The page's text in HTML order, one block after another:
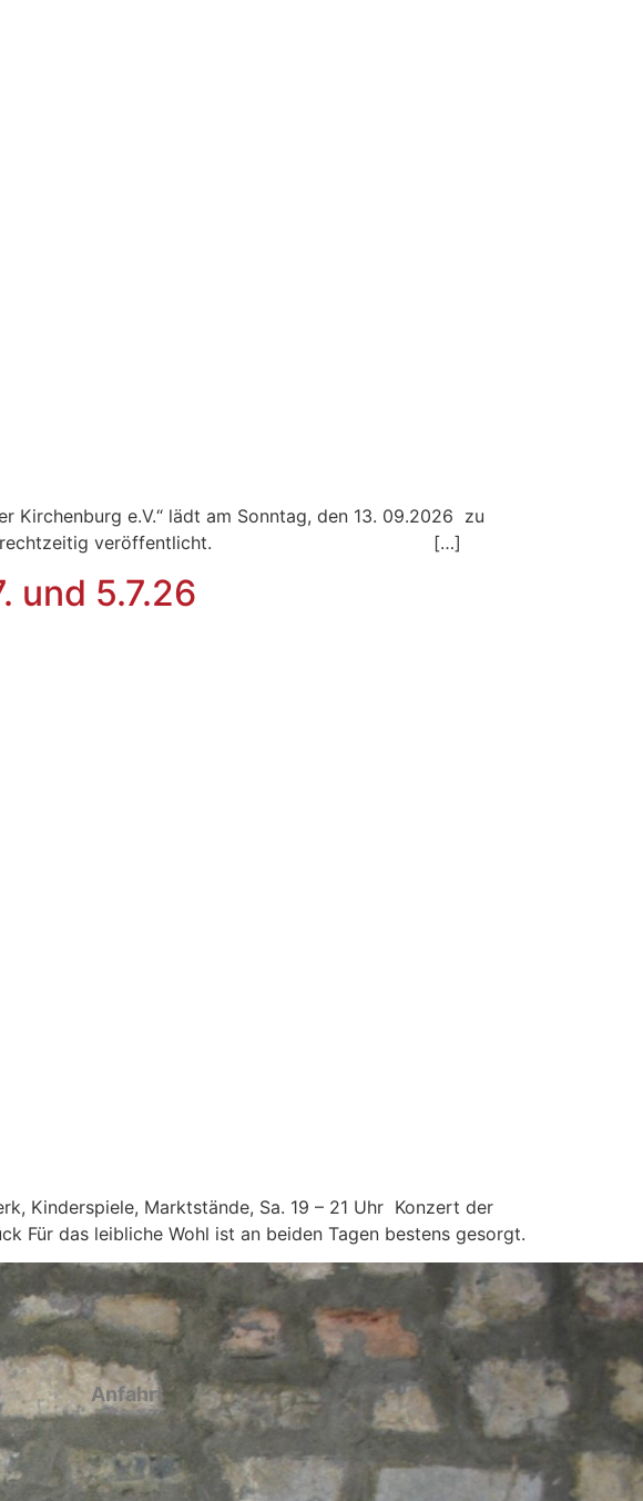
Kirchenburg e.V.“ lädt am Sonntag, den 13. 09.2026 zu
wird rechtzeitig veröffentlicht. […]
und 5.7.26
Kinderspiele, Marktstände, Sa. 19 – 21 Uhr Konzert der
Für das leibliche Wohl ist an beiden Tagen bestens gesorgt.
Anfahrt